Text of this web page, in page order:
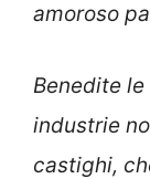
amoroso
Benedite
industrie
castighi,